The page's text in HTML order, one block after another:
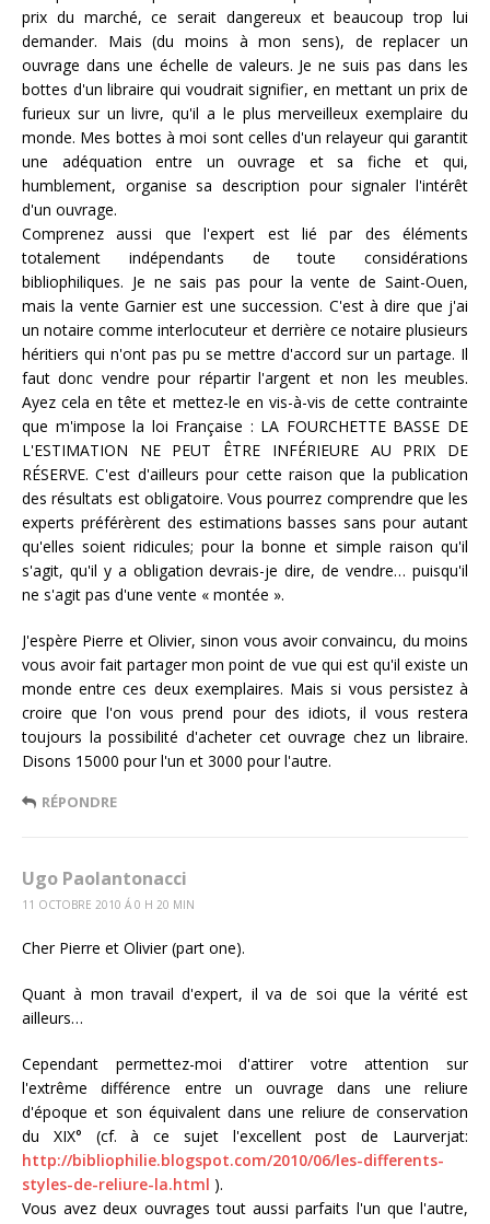
prix du marché, ce serait dangereux et beaucoup trop lui
demander. Mais (du moins à mon sens), de replacer un
ouvrage dans une échelle de valeurs. Je ne suis pas dans les
bottes d'un libraire qui voudrait signifier, en mettant un prix de
furieux sur un livre, qu'il a le plus merveilleux exemplaire du
monde. Mes bottes à moi sont celles d'un relayeur qui garantit
une adéquation entre un ouvrage et sa fiche et qui,
humblement, organise sa description pour signaler l'intérêt
d'un ouvrage.
Comprenez aussi que l'expert est lié par des éléments
totalement indépendants de toute considérations
bibliophiliques. Je ne sais pas pour la vente de Saint-Ouen,
mais la vente Garnier est une succession. C'est à dire que j'ai
un notaire comme interlocuteur et derrière ce notaire plusieurs
héritiers qui n'ont pas pu se mettre d'accord sur un partage. Il
faut donc vendre pour répartir l'argent et non les meubles.
Ayez cela en tête et mettez-le en vis-à-vis de cette contrainte
que m'impose la loi Française : LA FOURCHETTE BASSE DE
L'ESTIMATION NE PEUT ÊTRE INFÉRIEURE AU PRIX DE
RÉSERVE. C'est d'ailleurs pour cette raison que la publication
des résultats est obligatoire. Vous pourrez comprendre que les
experts préférèrent des estimations basses sans pour autant
qu'elles soient ridicules; pour la bonne et simple raison qu'il
s'agit, qu'il y a obligation devrais-je dire, de vendre… puisqu'il
ne s'agit pas d'une vente « montée ».
J'espère Pierre et Olivier, sinon vous avoir convaincu, du moins
vous avoir fait partager mon point de vue qui est qu'il existe un
monde entre ces deux exemplaires. Mais si vous persistez à
croire que l'on vous prend pour des idiots, il vous restera
toujours la possibilité d'acheter cet ouvrage chez un libraire.
Disons 15000 pour l'un et 3000 pour l'autre.
RÉPONDRE
Ugo Paolantonacci
11 OCTOBRE 2010 Á 0 H 20 MIN
Cher Pierre et Olivier (part one).
Quant à mon travail d'expert, il va de soi que la vérité est
ailleurs…
Cependant permettez-moi d'attirer votre attention sur
l'extrême différence entre un ouvrage dans une reliure
d'époque et son équivalent dans une reliure de conservation
du XIX° (cf. à ce sujet l'excellent post de Laurverjat:
http://bibliophilie.blogspot.com/2010/06/les-differents-
styles-de-reliure-la.html ).
Vous avez deux ouvrages tout aussi parfaits l'un que l'autre,